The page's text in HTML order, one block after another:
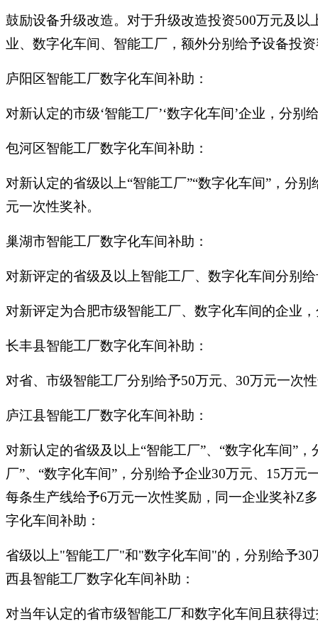
鼓励设备升级改造。对于升级改造投资500万元及
业、数字化车间、智能工厂，额外分别给予设备投
庐阳区智能工厂数字化车间补助：
对新认定的市级‘智能工厂’‘数字化车间’企业，分
包河区智能工厂数字化车间补助：
对新认定的省级以上“智能工厂”“数字化车间”，分
元一次性奖补。
巢湖市智能工厂数字化车间补助：
对新评定的省级及以上智能工厂、数字化车间分别
对新评定为合肥市级智能工厂、数字化车间的企业
长丰县智能工厂数字化车间补助：
对省、市级智能工厂分别给予50万元、30万元一次
庐江县智能工厂数字化车间补助：
对新认定的省级及以上“智能工厂”、“数字化车间”
厂”、“数字化车间”，分别给予企业30万元、15万
每条生产线给予6万元一次性奖励，同一企业奖补Z
字化车间补助：
省级以上"智能工厂"和"数字化车间"的，分别给予
西县智能工厂数字化车间补助：
对当年认定的省市级智能工厂和数字化车间且获得